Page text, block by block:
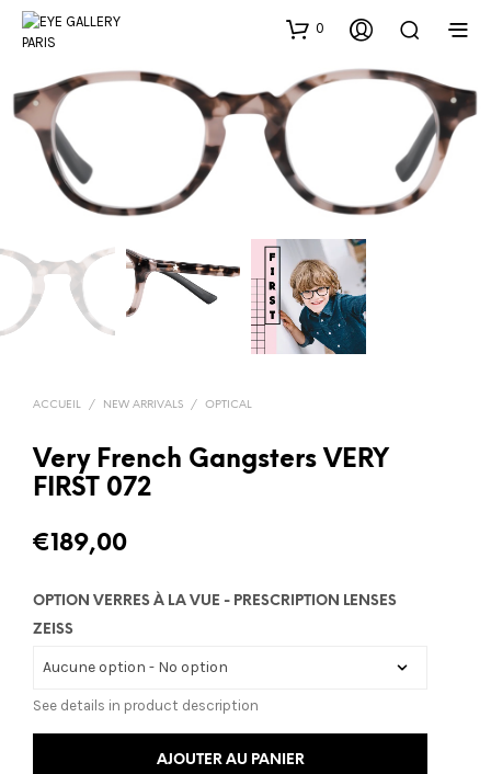
0
ACCUEIL / NEW ARRIVALS / OPTICAL
Very French Gangsters VERY
FIRST 072
€189,00
OPTION VERRES À LA VUE - PRESCRIPTION LENSES
ZEISS
See details in product description
AJOUTER AU PANIER